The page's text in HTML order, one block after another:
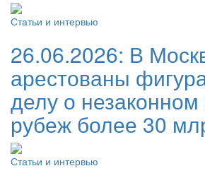
Статьи и интервью
26.06.2026: В
арестованы
делу о
рубеж более 30
Статьи и интервью